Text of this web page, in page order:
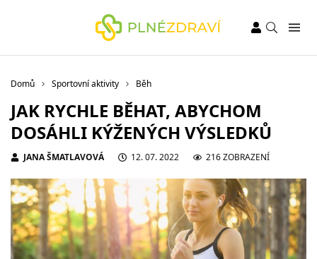
Domů Sportovní aktivity Běh
JAK RYCHLE BĚHAT, ABYCHOM
DOSÁHLI KÝŽENÝCH VÝSLEDKŮ
JANA ŠMATLAVOVÁ 12. 07. 2022 216 ZOBRAZENÍ